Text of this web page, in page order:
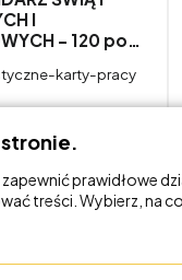
I
– 120 po…
karty-pracy
DO
stronie.
prawidłowe
treści. Wybierz, na